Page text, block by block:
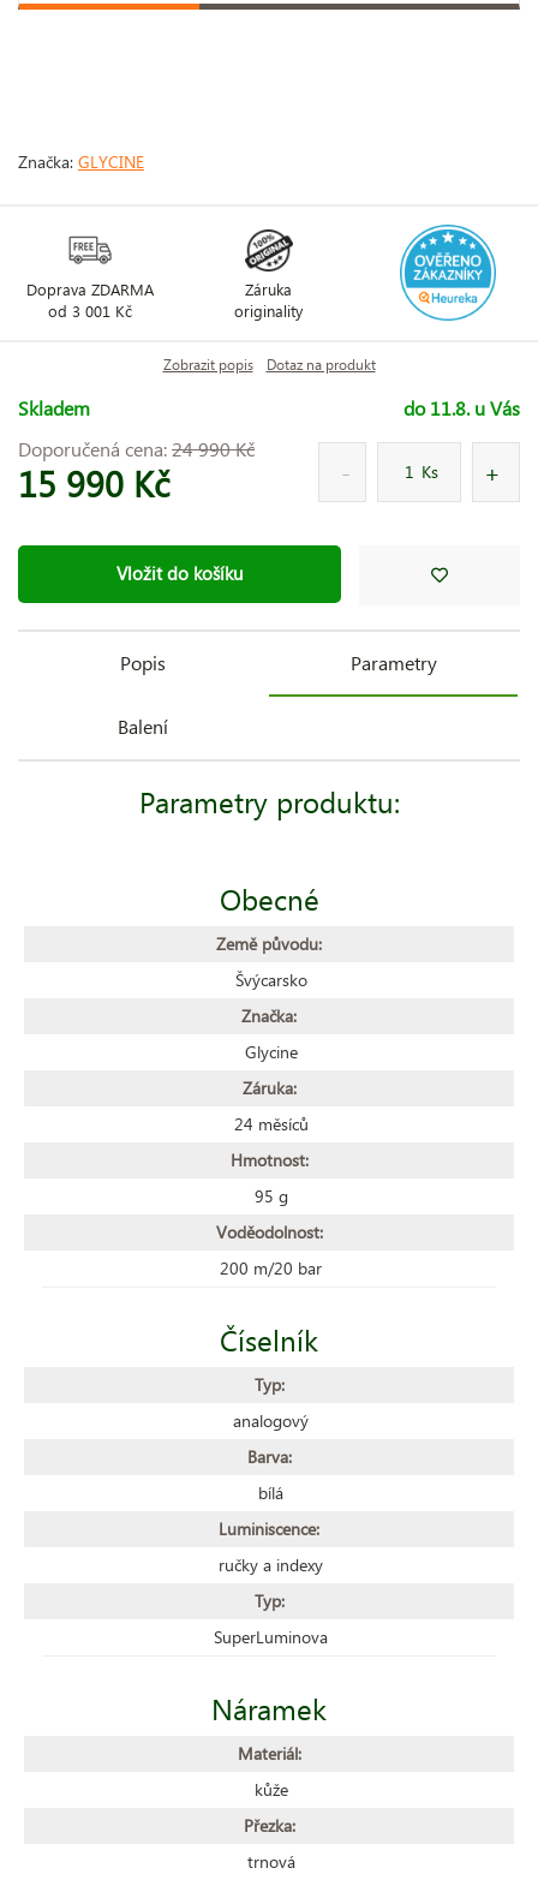
Značka: GLYCINE
Doprava ZDARMA
od 3 001 Kč
Záruka
originality
Zobrazit popis Dotaz na produkt
Skladem
do 11.8. u Vás
Doporučená cena:24 990 Kč
15 990 Kč Ks
Vložit do košíku
Popis Parametry
Balení
Parametry produktu:
Obecné
Země původu:
Švýcarsko
Značka:
Glycine
Záruka:
24 měsíců
Hmotnost:
95 g
Voděodolnost:
200 m/20 bar
Číselník
Typ:
analogový
Barva:
bílá
Luminiscence:
ručky a indexy
Typ:
SuperLuminova
Náramek
Materiál:
kůže
Přezka:
trnová